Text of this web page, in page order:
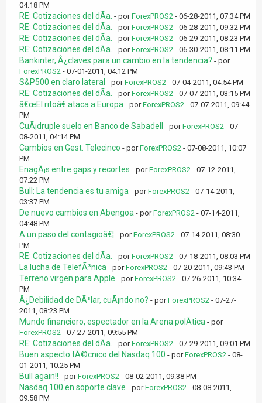
04:18 PM
RE: Cotizaciones del dÃ­a. - porForexPROS2 - 06-28-2011, 07:34 PM
RE: Cotizaciones del dÃ­a. - porForexPROS2 - 06-28-2011, 09:32 PM
RE: Cotizaciones del dÃ­a. - porForexPROS2 - 06-29-2011, 08:23 PM
RE: Cotizaciones del dÃ­a. - porForexPROS2 - 06-30-2011, 08:11 PM
Bankinter, Â¿claves para un cambio en la tendencia? - por
ForexPROS2 - 07-01-2011, 04:12 PM
S&P500 en claro lateral - porForexPROS2 - 07-04-2011, 04:54 PM
RE: Cotizaciones del dÃ­a. - porForexPROS2 - 07-07-2011, 03:15 PM
â€œEl ritoâ€ ataca a Europa - porForexPROS2 - 07-07-2011, 09:44
PM
CuÃ¡druple suelo en Banco de Sabadell - porForexPROS2 - 07-
08-2011, 04:14 PM
Cambios en Gest. Telecinco - porForexPROS2 - 07-08-2011, 10:07
PM
EnagÃ¡s entre gaps y recortes - porForexPROS2 - 07-12-2011,
07:22 PM
Bull: La tendencia es tu amiga - porForexPROS2 - 07-14-2011,
03:37 PM
De nuevo cambios en Abengoa - porForexPROS2 - 07-14-2011,
04:48 PM
A un paso del contagioâ€¦ - porForexPROS2 - 07-14-2011, 08:30
PM
RE: Cotizaciones del dÃ­a. - porForexPROS2 - 07-18-2011, 08:03 PM
La lucha de TelefÃ³nica - porForexPROS2 - 07-20-2011, 09:43 PM
Terreno virgen para Apple - porForexPROS2 - 07-26-2011, 10:34
PM
Â¿Debilidad de DÃ³lar, cuÃ¡ndo no? - porForexPROS2 - 07-27-
2011, 08:23 PM
Mundo financiero, espectador en la Arena polÃ­tica - por
ForexPROS2 - 07-27-2011, 09:55 PM
RE: Cotizaciones del dÃ­a. - porForexPROS2 - 07-29-2011, 09:01 PM
Buen aspecto tÃ©cnico del Nasdaq 100 - porForexPROS2 - 08-
01-2011, 10:25 PM
Bull again!! - porForexPROS2 - 08-02-2011, 09:38 PM
Nasdaq 100 en soporte clave - porForexPROS2 - 08-08-2011,
09:58 PM